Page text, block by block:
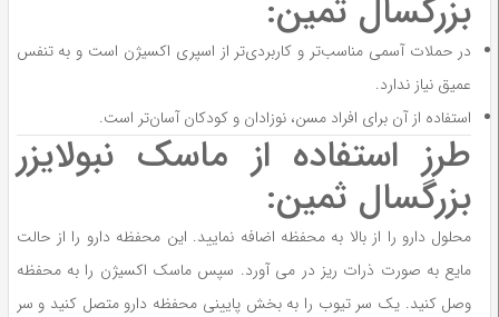
بزرگسال ثمین:
در حملات آسمی مناسب‌تر و کاربردی‌تر از اسپری اکسیژن است و به تنفس
عمیق نیاز ندارد.
استفاده از آن برای افراد مسن، نوزادان و کودکان آسان‌تر است.
طرز استفاده از ماسک نبولایزر
بزرگسال ثمین:
محلول دارو را از بالا به محفظه اضافه نمایید. این محفظه دارو را از حالت
مایع به صورت ذرات ریز در می آورد. سپس ماسک اکسیژن را به محفظه
وصل کنید. یک سر تیوب را به بخش پایینی محفظه دارو متصل کنید و سر